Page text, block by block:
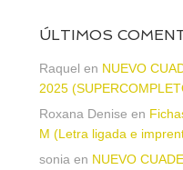
ÚLTIMOS
Raquel en NUEVO
2025
Roxana Denise en
M (Letra ligada e
sonia en NUEVO